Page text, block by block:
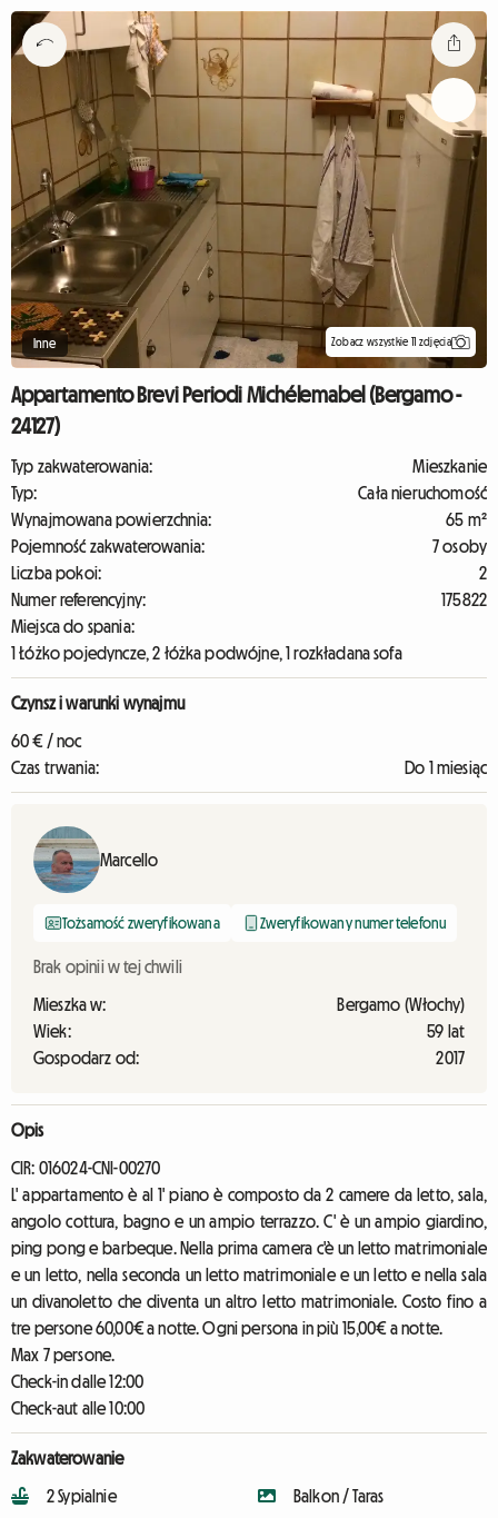
Inne Zobacz wszystkie 11 zdjęcia
Appartamento Brevi Periodi Michélemabel (Bergamo -
24127)
Typ zakwaterowania:
Mieszkanie
Typ:
Cała nieruchomość
Wynajmowana powierzchnia:
65 m²
Pojemność zakwaterowania:
7 osoby
Liczba pokoi:
2
Numer referencyjny:
175822
Miejsca do spania:
1 Łóżko pojedyncze, 2 łóżka podwójne, 1 rozkładana sofa
Czynsz i warunki wynajmu
60 € / noc
Czas trwania:
Do 1 miesiąc
Marcello
Tożsamość zweryfikowana Zweryfikowany numer telefonu
Brak opinii w tej chwili
Mieszka w:
Bergamo (Włochy)
Wiek:
59 lat
Gospodarz od:
2017
Opis
CIR: 016024-CNI-00270
L' appartamento è al 1' piano è composto da 2 camere da letto, sala,
angolo cottura, bagno e un ampio terrazzo. C' è un ampio giardino,
ping pong e barbeque. Nella prima camera c'è un letto matrimoniale
e un letto, nella seconda un letto matrimoniale e un letto e nella sala
un divanoletto che diventa un altro letto matrimoniale. Costo fino a
tre persone 60,00€ a notte. Ogni persona in più 15,00€ a notte.
Max 7 persone.
Check-in dalle 12:00
Check-aut alle 10:00
Zakwaterowanie
2 Sypialnie
Balkon / Taras